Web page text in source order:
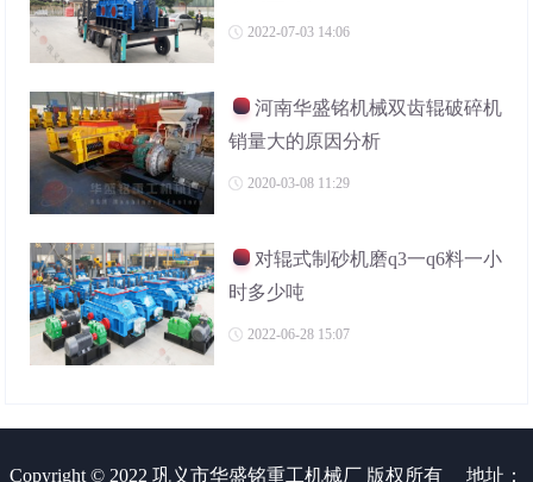
2022-07-03 14:06
河南华盛铭机械双齿辊破碎机
销量大的原因分析
2020-03-08 11:29
对辊式制砂机磨q3一q6料一小
时多少吨
2022-06-28 15:07
Copyright © 2022 巩义市华盛铭重工机械厂 版权所有 地址：